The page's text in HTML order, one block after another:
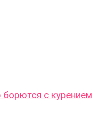
борются с курением